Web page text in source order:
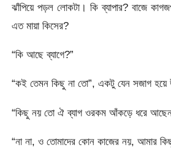
ঝাঁপিয়ে পড়ল লোকটা। কি ব্যাপার? বাজে
এত মায়া কিসের?
“কি আছে ব্যাগে?”
“কই তেমন কিছু না তো”, একটু যেন সজাগ হয়ে
“কিছু নয় তো ঐ ব্যাগ ওরকম আঁকড়ে ধরে
“না না, ও তোমাদের কোন কাজের নয়, আমার